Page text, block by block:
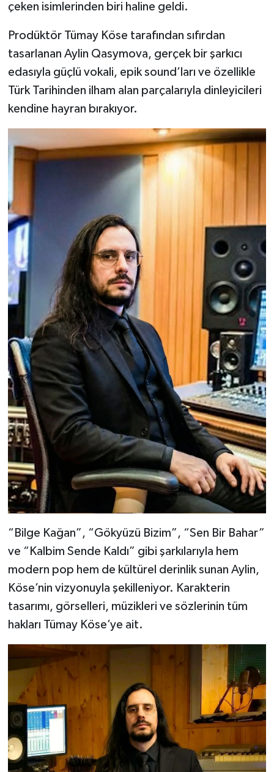
çeken isimlerinden biri haline geldi.
Prodüktör Tümay Köse tarafından sıfırdan
tasarlanan Aylin Qasymova, gerçek bir şarkıcı
edasıyla güçlü vokali, epik sound’ları ve özellikle
Türk Tarihinden ilham alan parçalarıyla dinleyicileri
kendine hayran bırakıyor.
“Bilge Kağan”, “Gökyüzü Bizim”, “Sen Bir Bahar”
ve “Kalbim Sende Kaldı” gibi şarkılarıyla hem
modern pop hem de kültürel derinlik sunan Aylin,
Köse’nin vizyonuyla şekilleniyor. Karakterin
tasarımı, görselleri, müzikleri ve sözlerinin tüm
hakları Tümay Köse’ye ait.